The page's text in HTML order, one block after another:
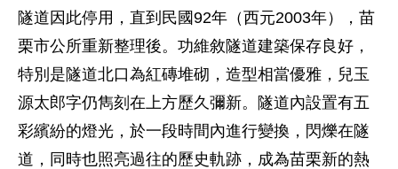
隧道因此停用，直到民國92年（西元2003年），苗
栗市公所重新整理後。功維敘隧道建築保存良好，
特別是隧道北口為紅磚堆砌，造型相當優雅，兒玉
源太郎字仍雋刻在上方歷久彌新。隧道內設置有五
彩繽紛的燈光，於一段時間內進行變換，閃爍在隧
道，同時也照亮過往的歷史軌跡，成為苗栗新的熱